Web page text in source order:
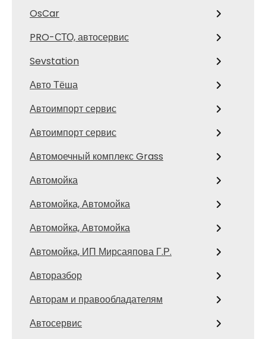
OsCar
PRO-СТО, автосервис
Sevstation
Авто Тёша
Автоимпорт сервис
Автоимпорт сервис
Автомоечный комплекс Grass
Автомойка
Автомойка, Автомойка
Автомойка, Автомойка
Автомойка, ИП Мирсаяпова Г.Р.
Авторазбор
Авторам и правообладателям
Автосервис